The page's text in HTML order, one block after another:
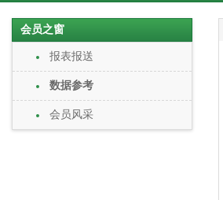
会员之窗
报表报送
数据参考
会员风采